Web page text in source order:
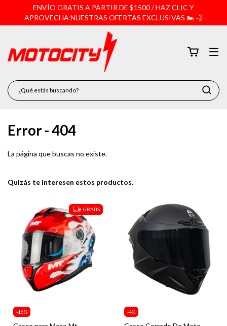
ENVÍO GRATIS A PARTIR DE $1500 / HAZ CLIC Y
APROVECHA NUESTRAS OFERTAS EXCLUSIVAS 🏍️ 💨
Error - 404
La página que buscas no existe.
Quizás te interesen estos productos.
GRATIS
-16% -4%